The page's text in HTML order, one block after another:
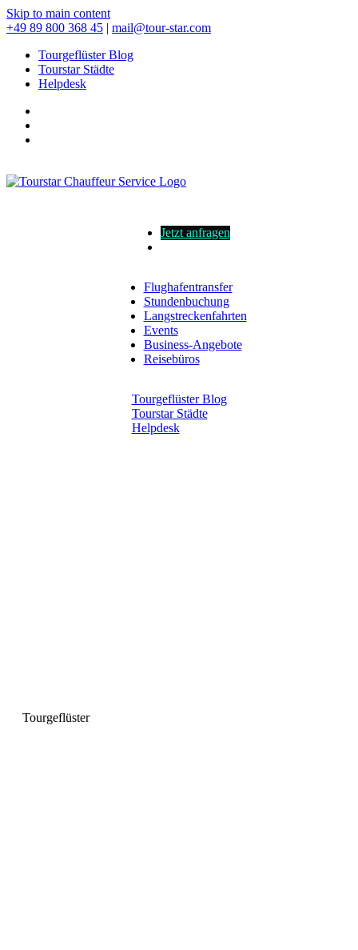
Skip to main content
+49 89 800 368 45 | mail@tour-star.com
Tourgeflüster Blog
Tourstar Städte
Helpdesk
Flughafentransfer
Stundenbuchung
Langstreckenfahrten
Events
Business-Angebote
Reisebüros
Jetzt anfragen
Tourgeflüster Blog
Tourstar Städte
Helpdesk
Tourgeflüster